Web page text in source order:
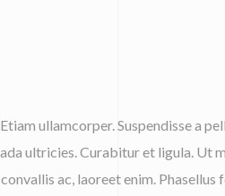
ullamcorper. Suspendisse a
ultricies. Curabitur et ligula. Ut
ac, laoreet enim. Phasellus